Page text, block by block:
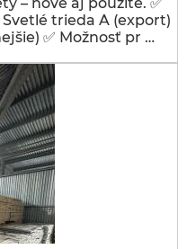
Svetlé trieda A (export)
✅ Možnosť pr …